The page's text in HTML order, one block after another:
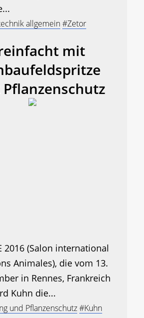
allgemein#Zetor
mit
Pflanzenschutz
2016 (Salon international
Animales), die vom 13.
in Rennes, Frankreich
Kuhn die...
und Pflanzenschutz#Kuhn